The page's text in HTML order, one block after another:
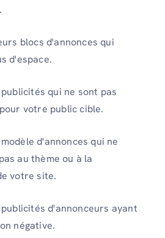
blocs d'annonces qui
d'espace.
qui ne sont pas
votre public cible.
d'annonces qui ne
au thème ou à la
votre site.
d'annonceurs ayant
négative.